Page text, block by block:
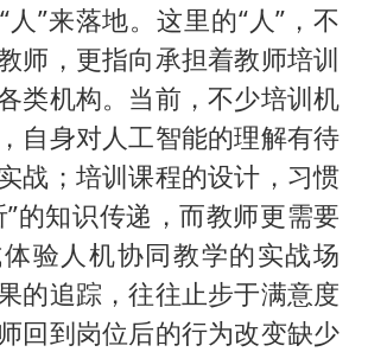
”来落地。这里的“人”，不
师，更指向承担着教师培训
类机构。当前，不少培训机
自身对人工智能的理解有待
战；培训课程的设计，习惯
”的知识传递，而教师更需要
验人机协同教学的实战场
的追踪，往往止步于满意度
回到岗位后的行为改变缺少